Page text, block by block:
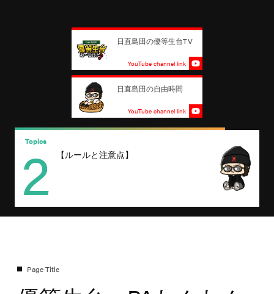
日直島田の優等生台TV
YouTube channel link
日直島田の自由時間
YouTube channel link
【ルールと注意点】
Topics
2